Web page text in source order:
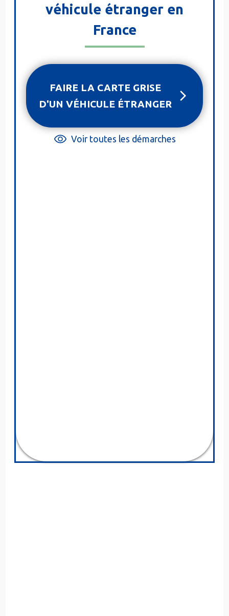
véhicule étranger en
France
FAIRE LA CARTE GRISE
D'UN VÉHICULE ÉTRANGER
Voir toutes les démarches